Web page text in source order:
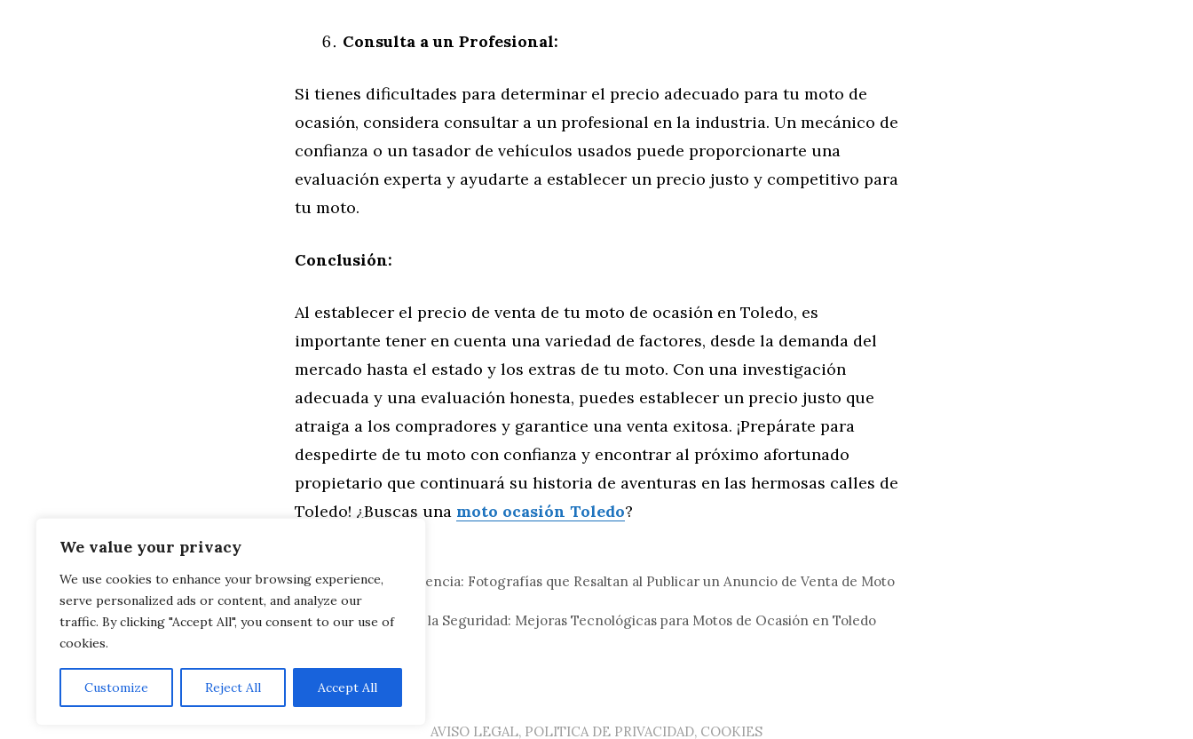
We value your privacy
We use cookies to enhance your browsing experience,
serve personalized ads or content, and analyze our
traffic. By clicking "Accept All", you consent to our use of
cookies.
Customize Reject All Accept All
Consulta a un Profesional:
Si tienes dificultades para determinar el precio adecuado para tu moto de
ocasión, considera consultar a un profesional en la industria. Un mecánico de
confianza o un tasador de vehículos usados puede proporcionarte una
evaluación experta y ayudarte a establecer un precio justo y competitivo para
tu moto.
Conclusión:
Al establecer el precio de venta de tu moto de ocasión en Toledo, es
importante tener en cuenta una variedad de factores, desde la demanda del
mercado hasta el estado y los extras de tu moto. Con una investigación
adecuada y una evaluación honesta, puedes establecer un precio justo que
atraiga a los compradores y garantice una venta exitosa. ¡Prepárate para
despedirte de tu moto con confianza y encontrar al próximo afortunado
propietario que continuará su historia de aventuras en las hermosas calles de
Toledo! ¿Buscas una moto ocasión Toledo?
Capturando la Esencia: Fotografías que Resaltan al Publicar un Anuncio de Venta de Moto
Usada en Toledo
Avanzando hacia la Seguridad: Mejoras Tecnológicas para Motos de Ocasión en Toledo
AVISO LEGAL, POLITICA DE PRIVACIDAD, COOKIES